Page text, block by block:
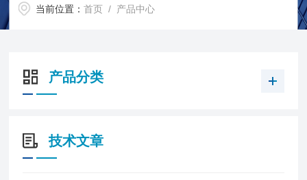
当前位置：首页 / 产品中心
产品分类
技术文章